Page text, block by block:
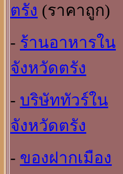
ตรัง (ราคาถูก)
- ร้านอาหารใน
จังหวัดตรัง
- บริษัททัวร์ใน
จังหวัดตรัง
- ของฝากเมือง